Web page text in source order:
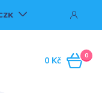
0
0 Kč